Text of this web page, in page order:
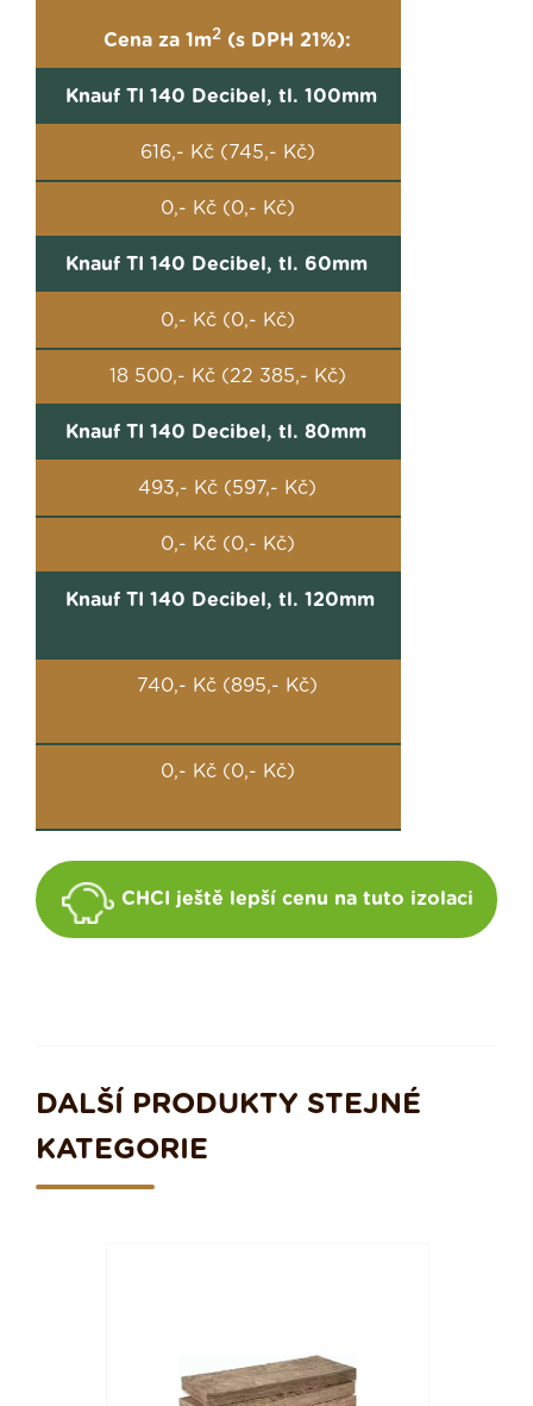
Cena za 1m2 (s DPH 21%):
Knauf TI 140 Decibel, tl. 100mm
616,- Kč (745,- Kč)
0,- Kč (0,- Kč)
Knauf TI 140 Decibel, tl. 60mm
0,- Kč (0,- Kč)
18 500,- Kč (22 385,- Kč)
Knauf TI 140 Decibel, tl. 80mm
493,- Kč (597,- Kč)
0,- Kč (0,- Kč)
Knauf TI 140 Decibel, tl. 120mm
740,- Kč (895,- Kč)
0,- Kč (0,- Kč)
CHCI ještě lepší cenu na tuto izolaci
DALŠÍ PRODUKTY STEJNÉ
KATEGORIE